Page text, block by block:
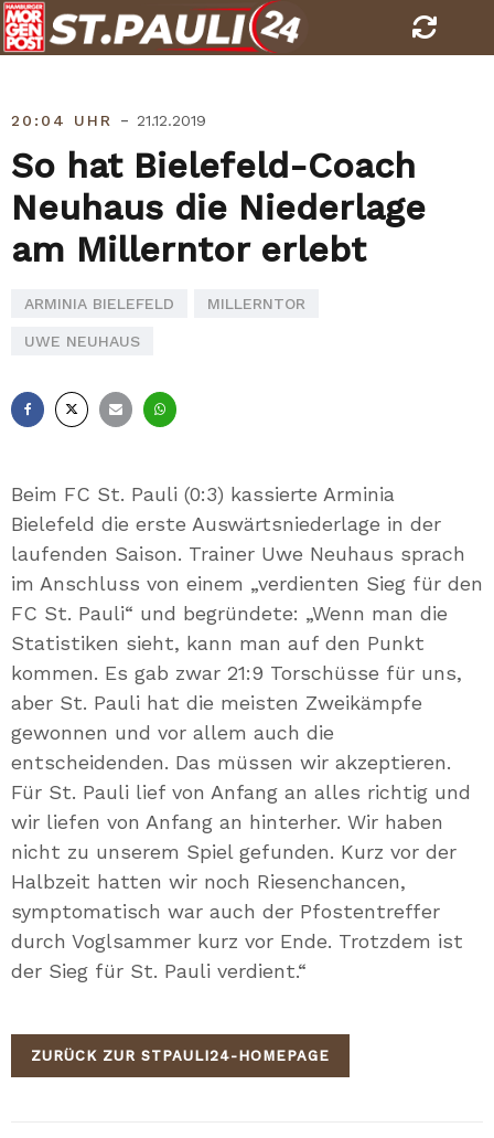
Skip
to
20:04 UHR - 21.12.2019
So hat Bielefeld-Coach
Neuhaus die Niederlage
am Millerntor erlebt
ARMINIA BIELEFELD MILLERNTOR
UWE NEUHAUS
Beim FC St. Pauli (0:3) kassierte Arminia
Bielefeld die erste Auswärtsniederlage in der
laufenden Saison. Trainer Uwe Neuhaus sprach
im Anschluss von einem „verdienten Sieg für den
FC St. Pauli“ und begründete: „Wenn man die
Statistiken sieht, kann man auf den Punkt
kommen. Es gab zwar 21:9 Torschüsse für uns,
aber St. Pauli hat die meisten Zweikämpfe
gewonnen und vor allem auch die
entscheidenden. Das müssen wir akzeptieren.
Für St. Pauli lief von Anfang an alles richtig und
wir liefen von Anfang an hinterher. Wir haben
nicht zu unserem Spiel gefunden. Kurz vor der
Halbzeit hatten wir noch Riesenchancen,
symptomatisch war auch der Pfostentreffer
durch Voglsammer kurz vor Ende. Trotzdem ist
der Sieg für St. Pauli verdient.“
ZURÜCK ZUR STPAULI24-HOMEPAGE